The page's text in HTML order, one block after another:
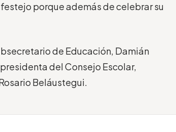
porque además de celebrar su
de Educación, Damián
del Consejo Escolar,
Beláustegui.